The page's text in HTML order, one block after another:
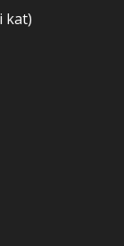
kat)